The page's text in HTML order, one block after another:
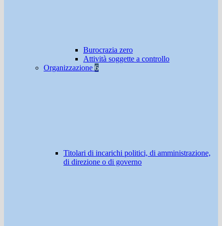
Burocrazia zero
Attività soggette a controllo
Organizzazione 6
Titolari di incarichi politici, di amministrazione,
di direzione o di governo